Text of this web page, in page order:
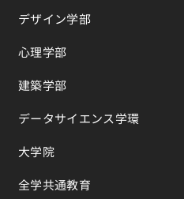
デザイン学部
心理学部
建築学部
データサイエンス学環
大学院
全学共通教育